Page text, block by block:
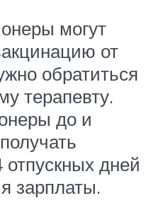
могут
от
обратиться
терапевту.
до и
дней
зарплаты.